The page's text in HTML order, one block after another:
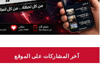
آخر المشاركات على الموقع